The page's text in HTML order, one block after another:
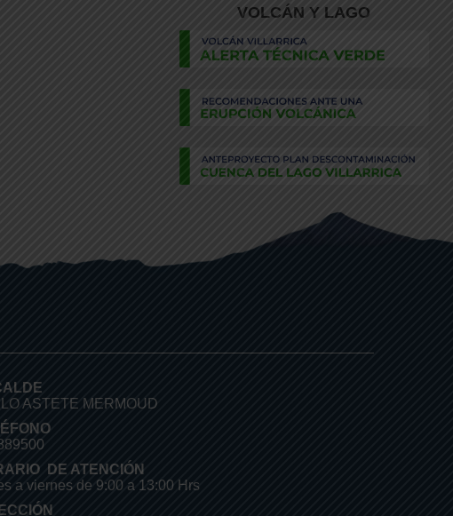
VOLCÁN Y LAGO
ASTETE MERMOUD
DE ATENCIÓN
a viernes de 9:00 a 13:00 Hrs